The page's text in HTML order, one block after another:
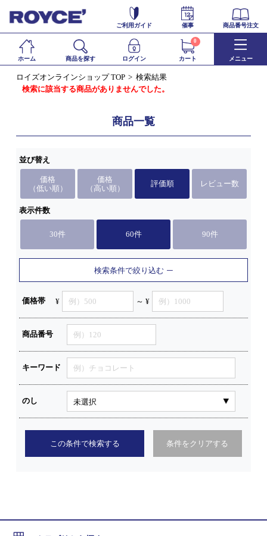
ご利用ガイド 催事 商品番号注文
ホーム 商品を探す ログイン カート
0
メニュー
ロイズオンラインショップ TOP
検索結果
検索に該当する商品がありませんでした。
商品一覧
並び替え
価格
（低い順）
価格
（高い順）
評価順 レビュー数
表示件数
30件 60件 90件
検索条件で絞り込む
価格帯 ¥ ～ ¥
商品番号
キーワード
のし
この条件で検索する 条件をクリアする